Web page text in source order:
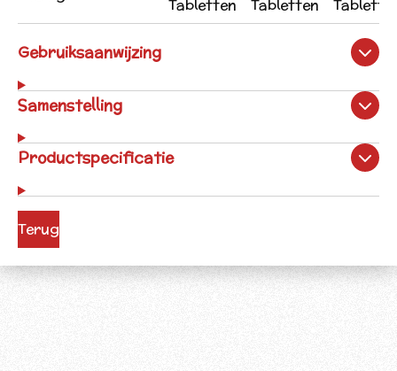
Tabletten
Tabletten
Gebruiksaanwijzing
Samenstelling
Productspecificatie
Terug